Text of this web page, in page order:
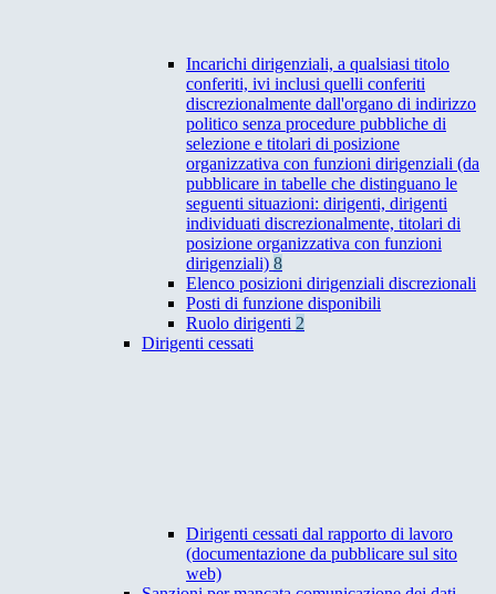
Incarichi dirigenziali, a qualsiasi titolo
conferiti, ivi inclusi quelli conferiti
discrezionalmente dall'organo di indirizzo
politico senza procedure pubbliche di
selezione e titolari di posizione
organizzativa con funzioni dirigenziali (da
pubblicare in tabelle che distinguano le
seguenti situazioni: dirigenti, dirigenti
individuati discrezionalmente, titolari di
posizione organizzativa con funzioni
dirigenziali) 8
Elenco posizioni dirigenziali discrezionali
Posti di funzione disponibili
Ruolo dirigenti 2
Dirigenti cessati
Dirigenti cessati dal rapporto di lavoro
(documentazione da pubblicare sul sito
web)